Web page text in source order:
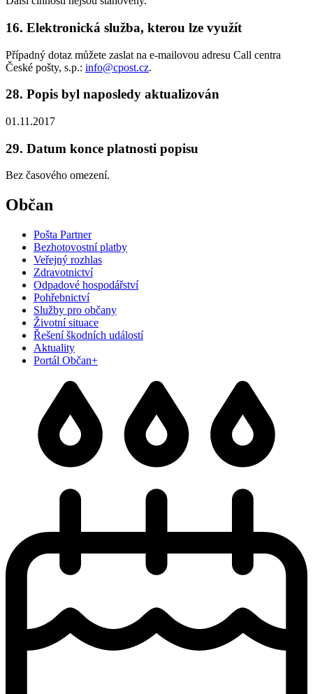
16. Elektronická služba, kterou lze využít
Případný dotaz můžete zaslat na e-mailovou adresu Call centra
České pošty, s.p.: info@cpost.cz.
28. Popis byl naposledy aktualizován
01.11.2017
29. Datum konce platnosti popisu
Bez časového omezení.
Občan
Pošta Partner
Bezhotovostní platby
Veřejný rozhlas
Zdravotnictví
Odpadové hospodářství
Pohřebnictví
Služby pro občany
Životní situace
Řešení škodních událostí
Aktuality
Portál Občan+